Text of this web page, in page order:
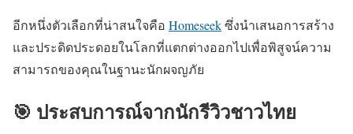
อีกหนึ่งตัวเลือกที่น่าสนใจคือ Homeseekซึ่งนำเสนอการสร้าง
และประดิดประดอยในโลกที่แตกต่างออกไปเพื่อพิสูจน์ความ
สามารถของคุณในฐานะนักผจญภัย
🎯 ประสบการณ์จากนักรีวิวชาวไทย